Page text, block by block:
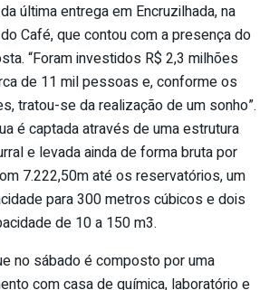
última entrega em Encruzilhada, na
Café, que contou com a presença do
“Foram investidos R$ 2,3 milhões
de 11 mil pessoas e, conforme os
tratou-se da realização de um sonho”.
é captada através de uma estrutura
e levada ainda de forma bruta por
7.222,50m até os reservatórios, um
para 300 metros cúbicos e dois
de 10 a 150 m3.
no sábado é composto por uma
com casa de química, laboratório e